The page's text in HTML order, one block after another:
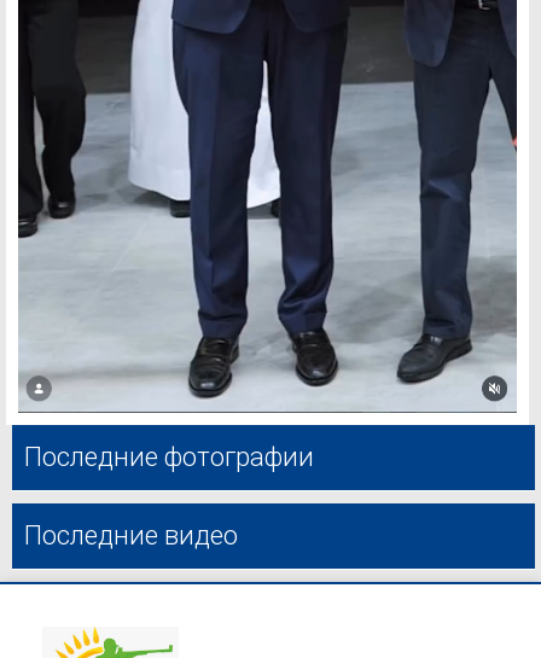
Последние фотографии
Последние видео